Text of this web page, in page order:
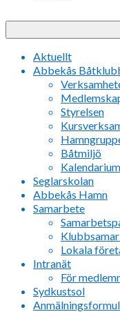
Aktuellt
Abbekås
Styrelsen
Båtmiljö
Kalendarium
Seglarskolan
Abbekås Hamn
Samarbete
Lokala
Intranät
För
Sydkustsol